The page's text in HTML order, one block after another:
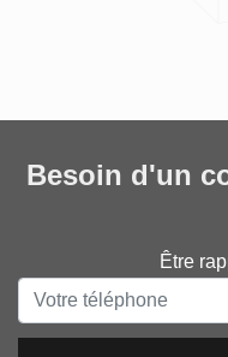
Besoin d'un
Être